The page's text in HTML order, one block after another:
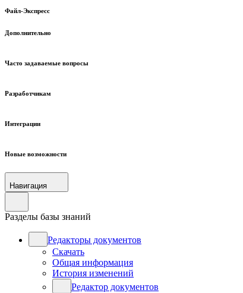
Файл-Экспресс
Дополнительно
Часто задаваемые вопросы
Разработчикам
Интеграции
Новые возможности
Навигация
Разделы базы знаний
Редакторы документов
Скачать
Общая информация
История изменений
Редактор документов